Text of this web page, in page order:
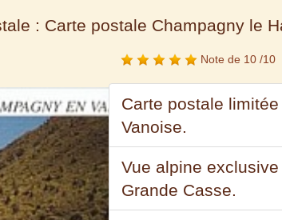
: Carte postale Champagny le
Note de 10 /10
Carte postale
Vanoise.
Vue alpine
Grande Casse.